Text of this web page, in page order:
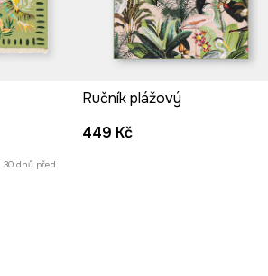
dnů před
Ručník plážový
449 Kč